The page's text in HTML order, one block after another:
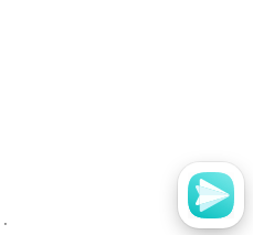
'